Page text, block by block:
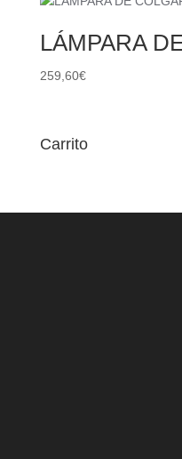
LÁMPARA
259,60€
Carrito